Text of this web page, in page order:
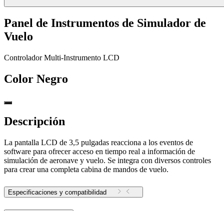
Panel de Instrumentos de Simulador de
Vuelo
Controlador Multi-Instrumento LCD
Color Negro
Descripción
La pantalla LCD de 3,5 pulgadas reacciona a los eventos de
software para ofrecer acceso en tiempo real a información de
simulación de aeronave y vuelo. Se integra con diversos controles
para crear una completa cabina de mandos de vuelo.
Especificaciones y compatibilidad